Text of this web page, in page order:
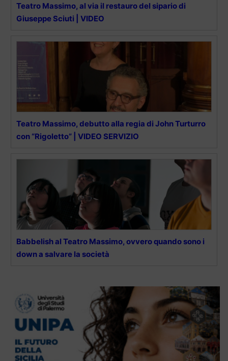
Teatro Massimo, al via il restauro del sipario di
Giuseppe Sciuti | VIDEO
Teatro Massimo, debutto alla regia di John Turturro
con “Rigoletto” | VIDEO SERVIZIO
Babbelish al Teatro Massimo, ovvero quando sono i
down a salvare la società